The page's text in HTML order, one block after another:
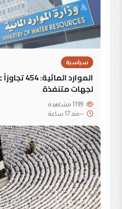
سياسية
الموارد
لجهات متنفذة
--منذ 17 ساعة